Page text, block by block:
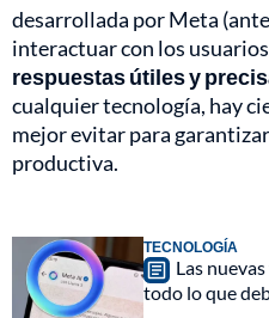
desarrollada por Meta
interactuar con los
respuestas útiles y
cualquier tecnología, hay
mejor evitar para
productiva.
TECNOLOGÍA
Las
todo lo que